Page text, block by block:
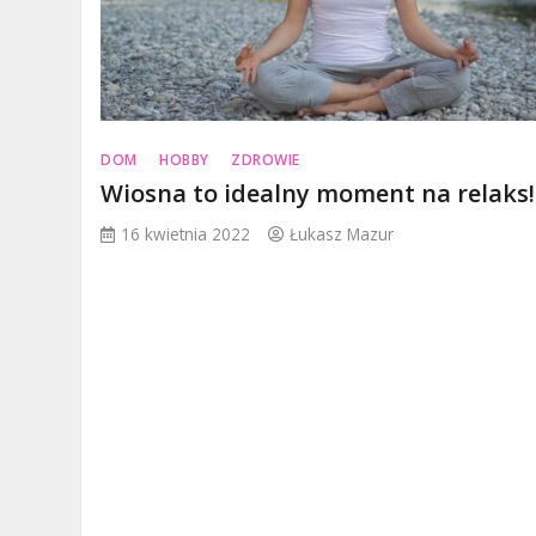
DOM HOBBY ZDROWIE
Wiosna to idealny moment na relaks!
16 kwietnia 2022 Łukasz Mazur